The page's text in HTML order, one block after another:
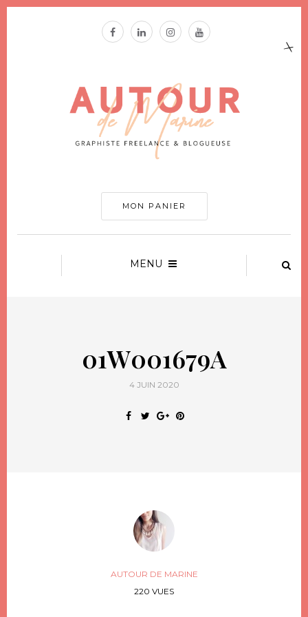
MON PANIER
MENU
01W001679A
4 JUIN 2020
AUTOUR DE MARINE
220 VUES